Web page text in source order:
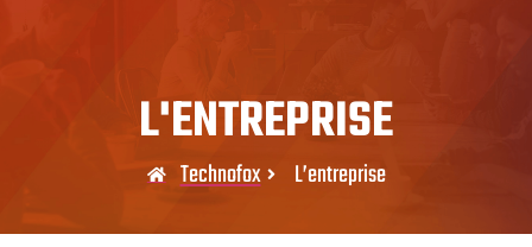
L'ENTREPRISE
Technofox L’entreprise